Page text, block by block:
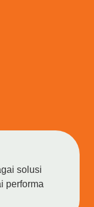
solusi
performa